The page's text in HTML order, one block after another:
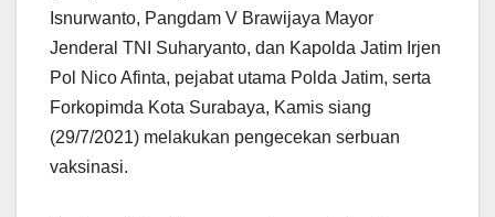
Isnurwanto, Pangdam V Brawijaya Mayor
Jenderal TNI Suharyanto, dan Kapolda Jatim Irjen
Pol Nico Afinta, pejabat utama Polda Jatim, serta
Forkopimda Kota Surabaya, Kamis siang
(29/7/2021) melakukan pengecekan serbuan
vaksinasi.